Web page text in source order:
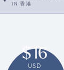
<SAKE>
IN香港
$16
USD